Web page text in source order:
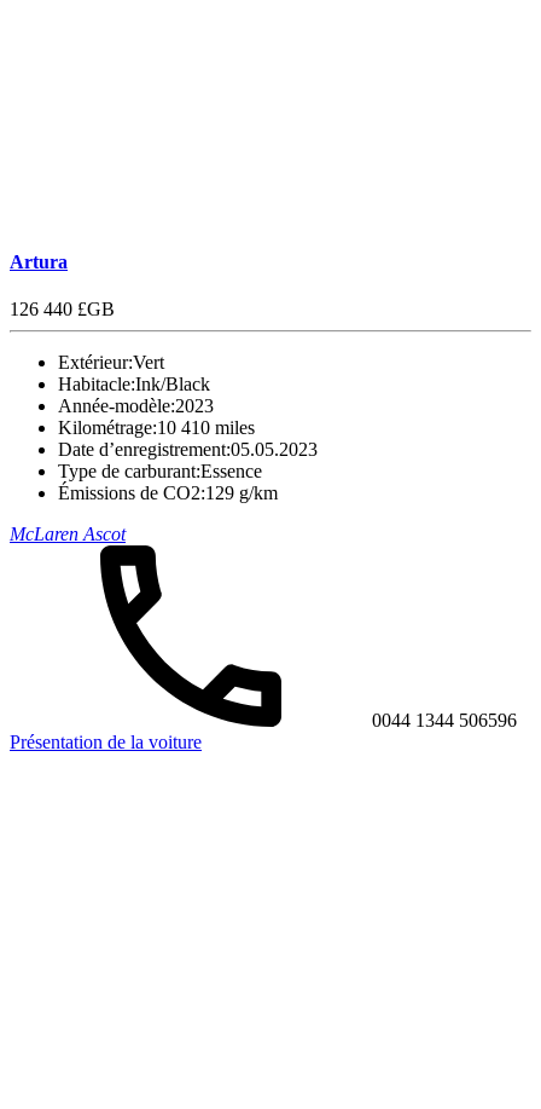
Artura
126 440 £GB
Extérieur:Vert
Habitacle:Ink/Black
Année-modèle:2023
Kilométrage:10 410 miles
Date d’enregistrement:05.05.2023
Type de carburant:Essence
Émissions de CO2:129 g/km
McLaren Ascot
0044 1344 506596
Présentation de la voiture